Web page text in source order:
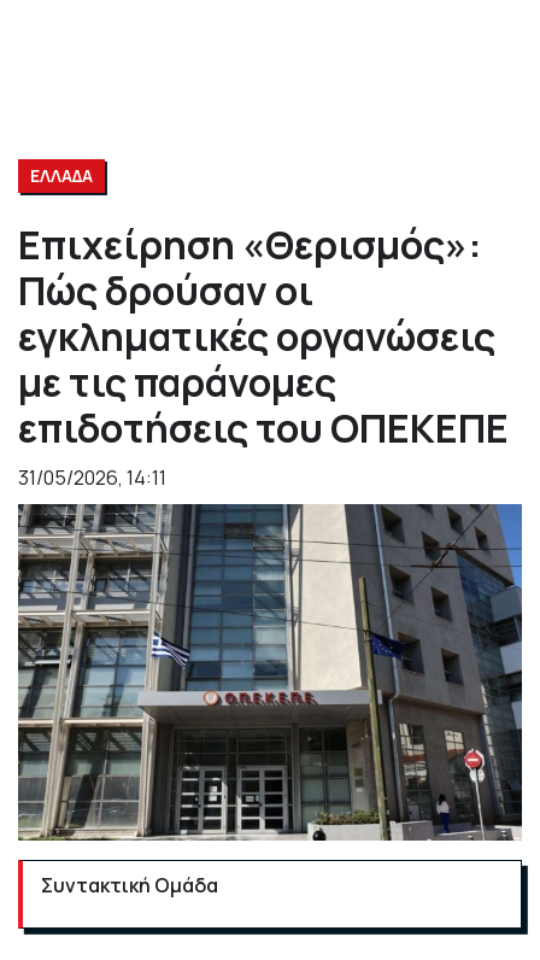
ΕΛΛΑΔΑ
Επιχείρηση «Θερισμός»:
Πώς δρούσαν οι
εγκληματικές οργανώσεις
με τις παράνομες
επιδοτήσεις του ΟΠΕΚΕΠΕ
31/05/2026, 14:11
Συντακτική Ομάδα